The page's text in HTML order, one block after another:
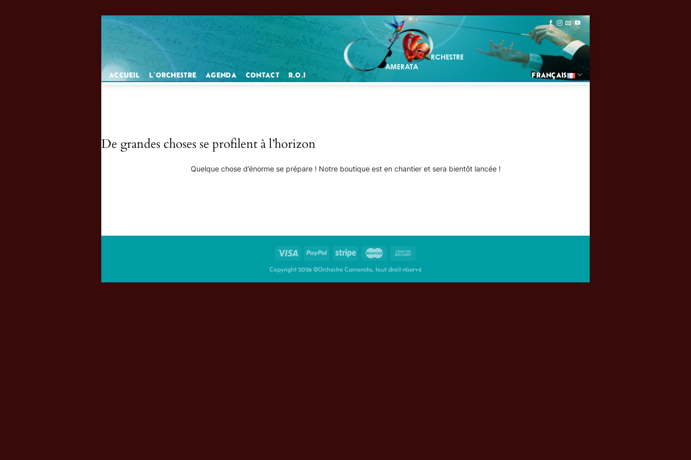
Passer
ACCUEIL L’ORCHESTRE AGENDA CONTACT R.O.I FRANÇAIS
De grandes choses se profilent à l’horizon
Quelque chose d’énorme se prépare ! Notre boutique est en chantier et sera bientôt lancée !
Copyright 2026 ©Orchestre Camerata, tout droit réservé